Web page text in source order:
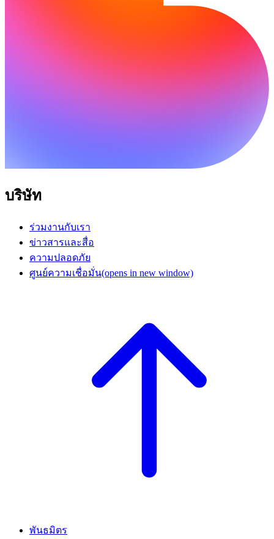
บริษัท
ร่วมงานกับเรา
ข่าวสารและสื่อ
ความปลอดภัย
ศูนย์ความเชื่อมั่น(opens in new window)
พันธมิตร